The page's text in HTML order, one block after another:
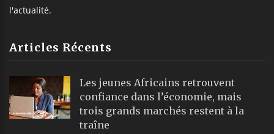
l'actualité.
Articles Récents
Les jeunes Africains retrouvent
confiance dans l’économie, mais
trois grands marchés restent à la
traîne